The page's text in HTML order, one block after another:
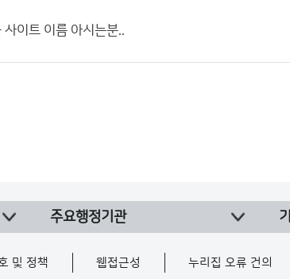
이트 이름 아시는분..
주요행정기관
및 정책 웹접근성 누리집 오류 건의